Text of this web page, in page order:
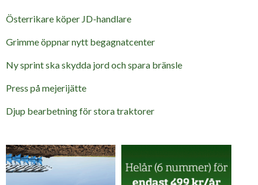
Österrikare köper JD-handlare
Grimme öppnar nytt begagnatcenter
Ny sprint ska skydda jord och spara bränsle
Press på mejerijätte
Djup bearbetning för stora traktorer